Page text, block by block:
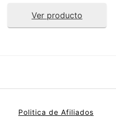
Ver producto
Politica de Afiliados